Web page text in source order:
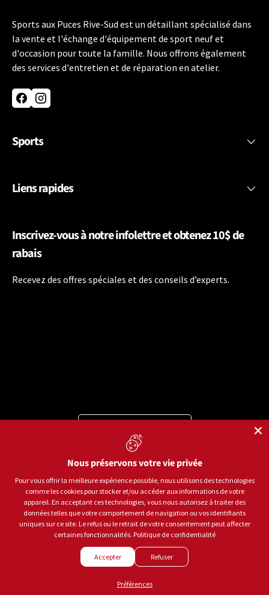
Sports aux Puces Rive-Sud est un détaillant spécialisé dans
la vente et l'échange d'équipement de sport neuf et
d'occasion pour toute la famille. Nous offrons également
des services d'entretien et de réparation en atelier.
FacebookInstagram
Sports
Liens rapides
Inscrivez-vous à notre infolettre et obtenez 10$ de
rabais
Recevez des offres spéciales et des conseils d’experts.
Moyens de paiement acceptés
Langue
© 2026Sports aux Puces Rive-Sud.Tous droits réservés.
Politique de confidentialitéConditions d'utilisation
Gestion des témoins
Créé parLEADHOUSE
Nous préservons votre vie privée
Pour vous offrir la meilleure expérience possible, nous utilisons des technologies
comme les cookies pour stocker et/ou accéder aux informations de votre
appareil. En acceptant ces technologies, vous nous autorisez à traiter des
données telles que votre comportement de navigation ou vos identifiants
uniques sur ce site. Le refus ou le retrait de votre consentement peut affecter
certaines fonctionnalités. Politique de confidentialité
Accepter Refuser
Préférences